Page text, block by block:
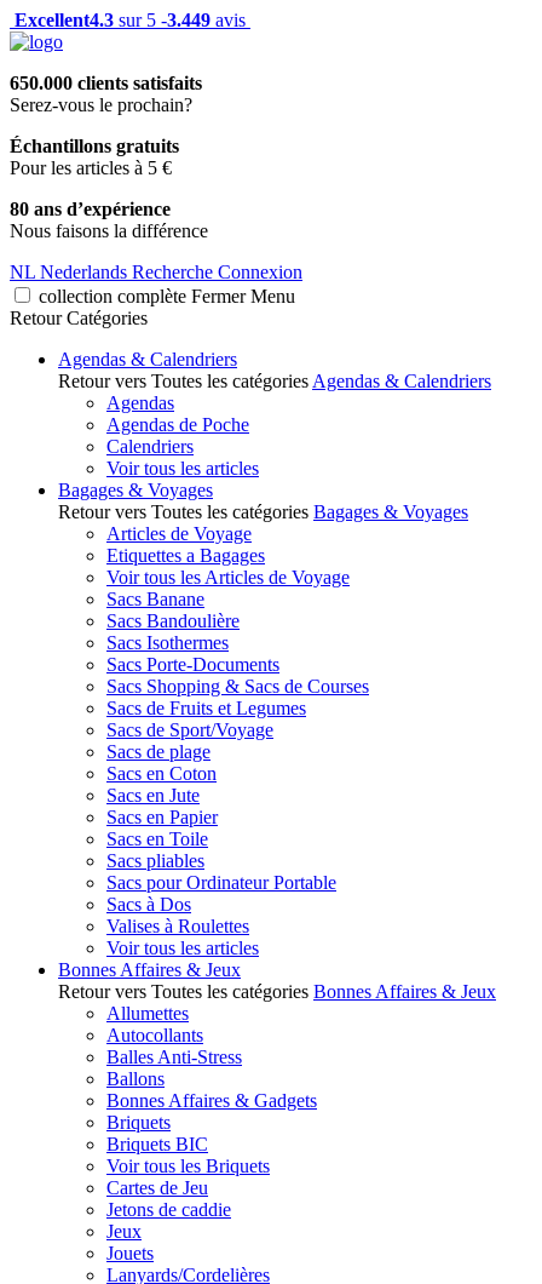
Excellent4.3 sur 5 -3.449 avis
650.000 clients satisfaits
Serez-vous le prochain?
Échantillons gratuits
Pour les articles à 5 €
80 ans d’expérience
Nous faisons la différence
NL Nederlands Recherche Connexion
collection complète Fermer Menu
Retour Catégories
Agendas & Calendriers
Retour vers Toutes les catégories Agendas & Calendriers
Agendas
Agendas de Poche
Calendriers
Voir tous les articles
Bagages & Voyages
Retour vers Toutes les catégories Bagages & Voyages
Articles de Voyage
Etiquettes a Bagages
Voir tous les Articles de Voyage
Sacs Banane
Sacs Bandoulière
Sacs Isothermes
Sacs Porte-Documents
Sacs Shopping & Sacs de Courses
Sacs de Fruits et Legumes
Sacs de Sport/Voyage
Sacs de plage
Sacs en Coton
Sacs en Jute
Sacs en Papier
Sacs en Toile
Sacs pliables
Sacs pour Ordinateur Portable
Sacs à Dos
Valises à Roulettes
Voir tous les articles
Bonnes Affaires & Jeux
Retour vers Toutes les catégories Bonnes Affaires & Jeux
Allumettes
Autocollants
Balles Anti-Stress
Ballons
Bonnes Affaires & Gadgets
Briquets
Briquets BIC
Voir tous les Briquets
Cartes de Jeu
Jetons de caddie
Jeux
Jouets
Lanyards/Cordelières